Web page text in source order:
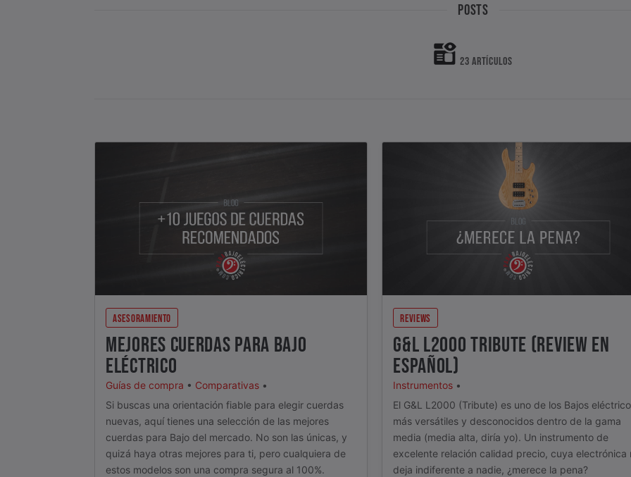
POSTS
23 ARTÍCULOS
ASESORAMIENTO
MEJORES CUERDAS PARA BAJO
ELÉCTRICO
Guías de compra • Comparativas •
Si buscas una orientación fiable para elegir cuerdas
nuevas, aquí tienes una selección de las mejores
cuerdas para Bajo del mercado. No son las únicas, y
quizá haya otras mejores para ti, pero cualquiera de
estos modelos son una compra segura al 100%.
REVIEWS
G&L L2000 TRIBUTE (REVIEW EN
ESPAÑOL)
Instrumentos •
El G&L L2000 (Tribute) es uno de los Bajos
más versátiles y desconocidos dentro de la gama
media (media alta, diría yo). Un instrumento de
excelente relación calidad precio, cuya electrónica
deja indiferente a nadie, ¿merece la pena?